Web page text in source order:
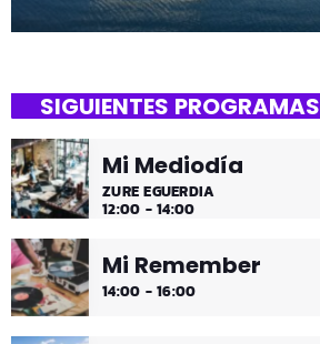
SIGUIENTES PROGRAMAS
Mi Mediodía
ZURE EGUERDIA
12:00 - 14:00
Mi Remember
14:00 - 16:00